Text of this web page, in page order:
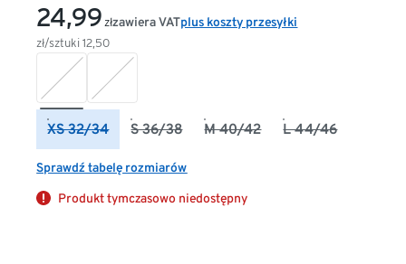
24,99 zł
zł/sztuki12,50
zawiera VATplus koszty przesyłki
XS 32/34 S 36/38 M 40/42 L 44/46
Sprawdź tabelę rozmiarów
Produkt tymczasowo niedostępny